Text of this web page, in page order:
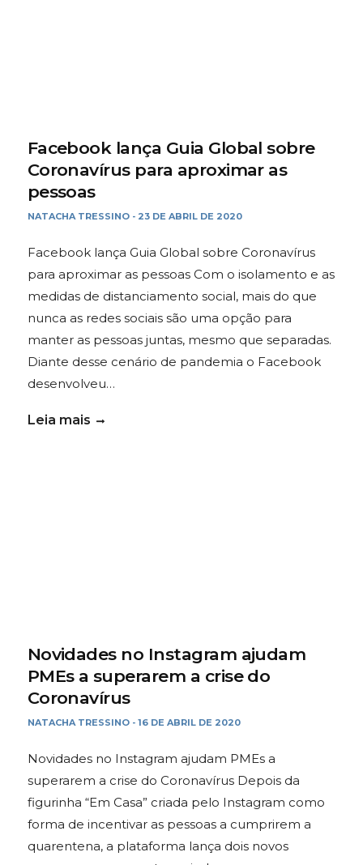
Facebook lança Guia Global sobre
Coronavírus para aproximar as
pessoas
NATACHA TRESSINO - 23 DE ABRIL DE 2020
Facebook lança Guia Global sobre Coronavírus
para aproximar as pessoas Com o isolamento e as
medidas de distanciamento social, mais do que
nunca as redes sociais são uma opção para
manter as pessoas juntas, mesmo que separadas.
Diante desse cenário de pandemia o Facebook
desenvolveu…
Leia mais
Novidades no Instagram ajudam
PMEs a superarem a crise do
Coronavírus
NATACHA TRESSINO - 16 DE ABRIL DE 2020
Novidades no Instagram ajudam PMEs a
superarem a crise do Coronavírus Depois da
figurinha “Em Casa” criada pelo Instagram como
forma de incentivar as pessoas a cumprirem a
quarentena, a plataforma lança dois novos